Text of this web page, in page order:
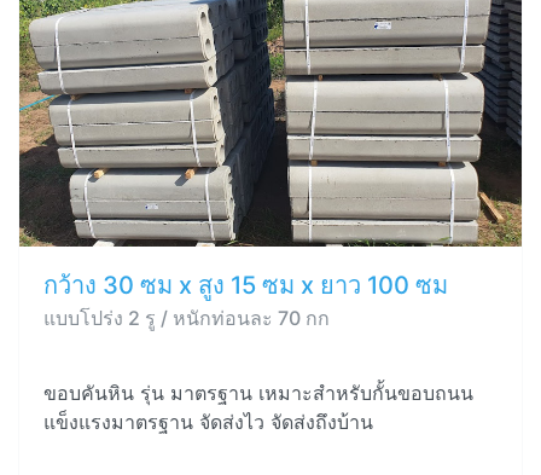
กว้าง 30 ซม x สูง 15 ซม x ยาว 100 ซม
แบบโปร่ง 2 รู / หนักท่อนละ 70 กก
ขอบคันหิน รุ่น มาตรฐาน เหมาะสำหรับกั้นขอบถนน
แข็งแรงมาตรฐาน จัดส่งไว จัดส่งถึงบ้าน